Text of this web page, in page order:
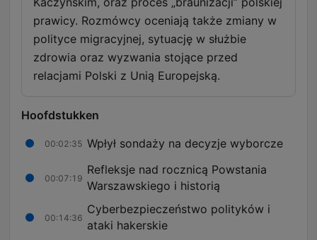
prawicy. Rozmówcy oceniają także zmiany w
polityce migracyjnej, sytuację w służbie
zdrowia oraz wyzwania stojące przed
relacjami Polski z Unią Europejską.
Hoofdstukken
00:02:35 Wpłył sondaży na decyzje wyborcze
00:07:19
Refleksje nad rocznicą Powstania
Warszawskiego i historią
00:14:36
Cyberbezpieczeństwo polityków i
ataki hakerskie